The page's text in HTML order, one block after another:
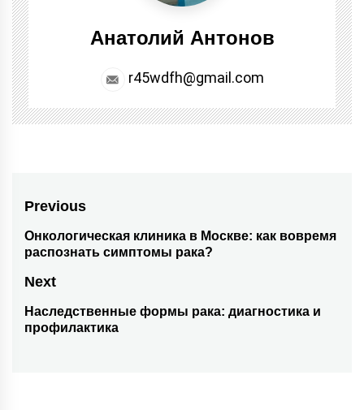
Анатолий Антонов
r45wdfh@gmail.com
Навигация
по
записям
Previous
Previous
post:
Онкологическая клиника в Москве: как вовремя
распознать симптомы рака?
Next
Next
post:
Наследственные формы рака: диагностика и
профилактика